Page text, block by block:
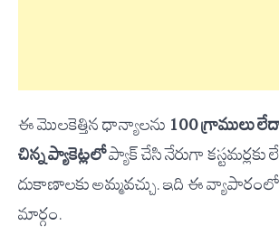
ఈ మొలకెత్తిన ధాన్యాలను 100 గ్రాములు
చిన్న ప్యాకెట్లలోప్యాక్ చేసి నేరుగా
దుకాణాలకు అమ్మవచ్చు. ఇది ఈ
మార్గం.